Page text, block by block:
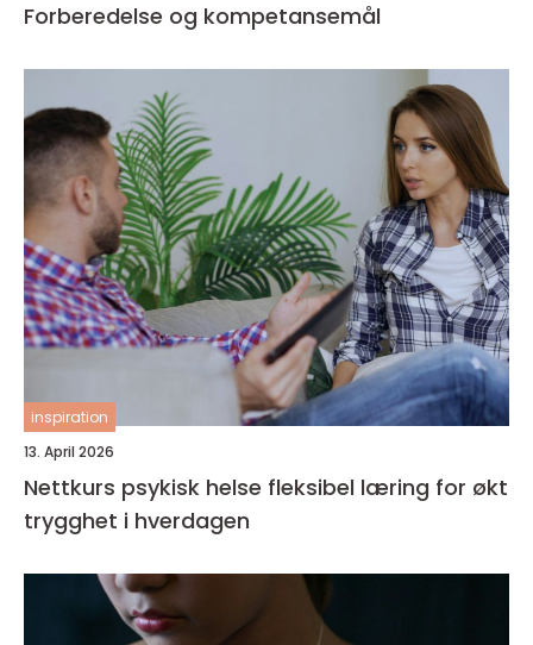
Forberedelse og kompetansemål
inspiration
13. April 2026
Nettkurs psykisk helse fleksibel læring for økt
trygghet i hverdagen